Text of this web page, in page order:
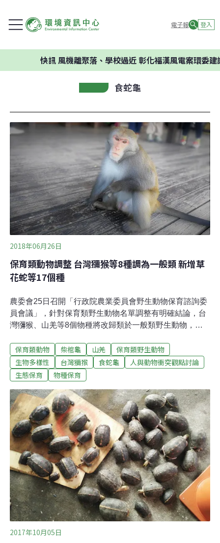
電子報 登入
風機離聚落、學校過近 彰化福漢風電案環委建議不應開
食蛇龜
2018年06月26日
保育類動物調整 台灣獼猴等8種調為一般類 新增草
花蛇等17個種
農委會25日召開「行政院農業委員會野生動物保育諮詢委
員會議」，針對保育類野生動物名單調整有明確結論，台
灣獼猴、山羌等8個物種將改歸類於一般類野生動物，並
將透過長期持續監測，每兩年評估一次名錄，若有緊急狀
況也可立即啟動評估，讓台灣野外生態環境趨於健全的動
態平衡。針對各界矚目的台灣獼猴解除保育類等級，林務
究學者所組成的專家群評估，可量牠們的棲地與族群現況
穩定，暫無需以「列名保育類」的高強度手段保護，絕不
是為了解決獼猴農損問題。林務局表示，依據野生動物保
育法，侵害農作物的獼猴，即使是保育類，農民仍可進行
撲殺手段在內的必要處置，名列保育類與否不會有不同的
處理方式。保育類野生動物名單調整 先預告再正式公
告 25日的「行政院農業委員會野生動物保育諮詢委員會
議」，會中針對各野生動物類群專家小組評估建議
保育類動物 柴棺龜 山羌
保育類野生動物
生物多樣性
台灣獼猴 食蛇龜
人與動物衝突觀點討論
生態保育
物種保育
2017年10月05日